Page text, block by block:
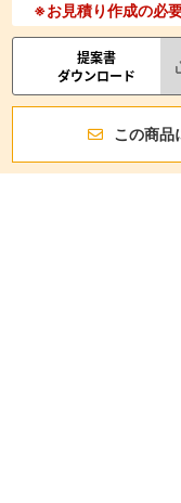
※お見積り作成の必
提案書
ダウンロード
この商品